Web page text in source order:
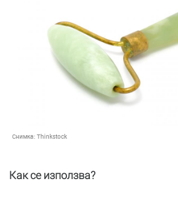
Снимка: Thinkstock
Как се използва?